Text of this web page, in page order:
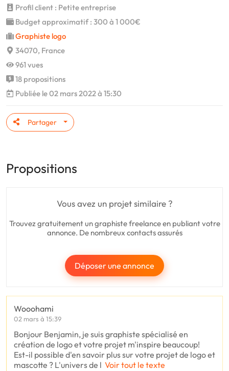
Profil client : Petite entreprise
Budget approximatif : 300 à 1 000€
Graphiste logo
34070, France
961 vues
18 propositions
Publiée le 02 mars 2022 à 15:30
Partager
Propositions
Vous avez un projet similaire ?
Trouvez gratuitement un graphiste freelance en publiant votre
annonce. De nombreux contacts assurés
Déposer une annonce
Wooohami
02 mars à 15:39
Bonjour Benjamin, je suis graphiste spécialisé en
création de logo et votre projet m'inspire beaucoup!
Est-il possible d'en savoir plus sur votre projet de logo et
mascotte ? L'univers de l Voir tout le texte